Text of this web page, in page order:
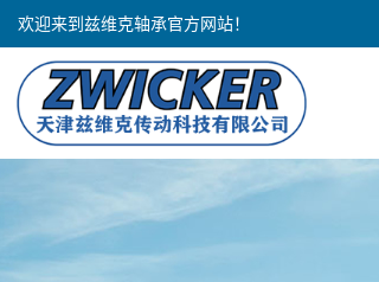
欢迎来到兹维克轴承官方网站！